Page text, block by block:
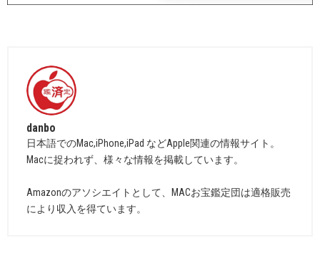
danbo
日本語でのMac,iPhone,iPad などApple関連の情報サイト。
Macに捉われず、様々な情報を掲載しています。
Amazonのアソシエイトとして、MACお宝鑑定団は適格販売
により収入を得ています。